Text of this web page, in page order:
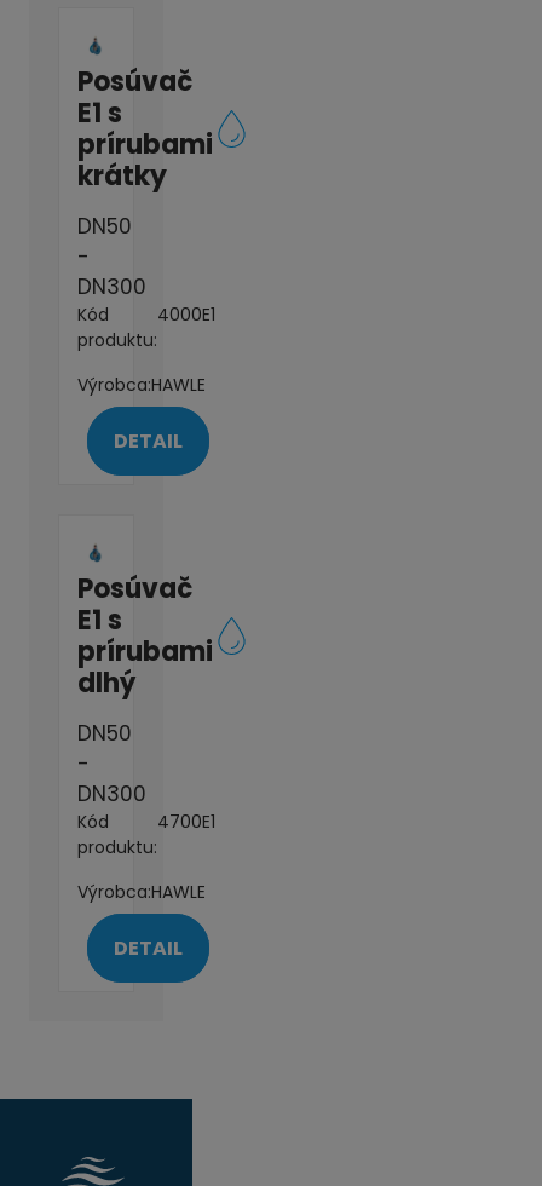
Posúvač
E1 s
prírubami
krátky
DN50
-
DN300
Kód
produktu:
4000E1
Výrobca:HAWLE
DETAIL
Posúvač
E1 s
prírubami
dlhý
DN50
-
DN300
Kód
produktu:
4700E1
Výrobca:HAWLE
DETAIL